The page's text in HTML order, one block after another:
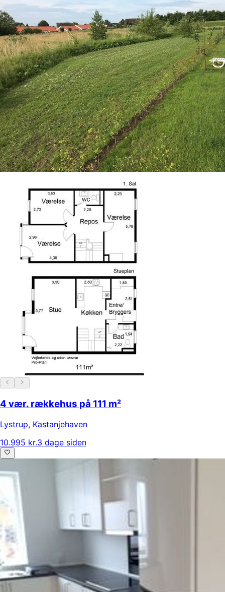
4 vær. rækkehus på 111 m²
Lystrup, Kastanjehaven
10.995 kr.3 dage siden